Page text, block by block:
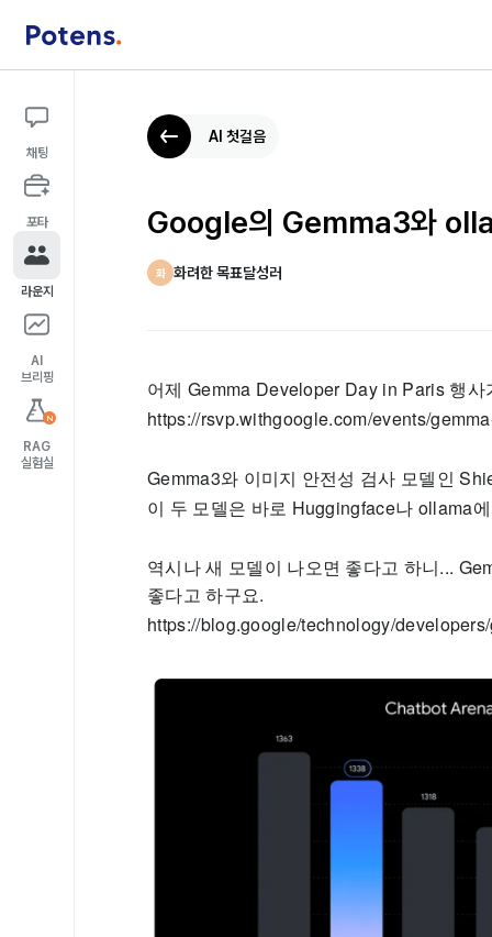
채팅
포타
라운지
AI
브리핑
N
RAG
실험실
AI 첫걸음
Google의 Gemma3와
화 화려한 목표달성러
어제 Gemma Developer Day in Paris 행사
https://rsvp.withgoogle.com/events/
Gemma3와 이미지 안전성 검사 모델인
이 두 모델은 바로 Huggingface나 ollama
역시나 새 모델이 나오면 좋다고 하니...
좋다고 하구요.
https://blog.google/technology/